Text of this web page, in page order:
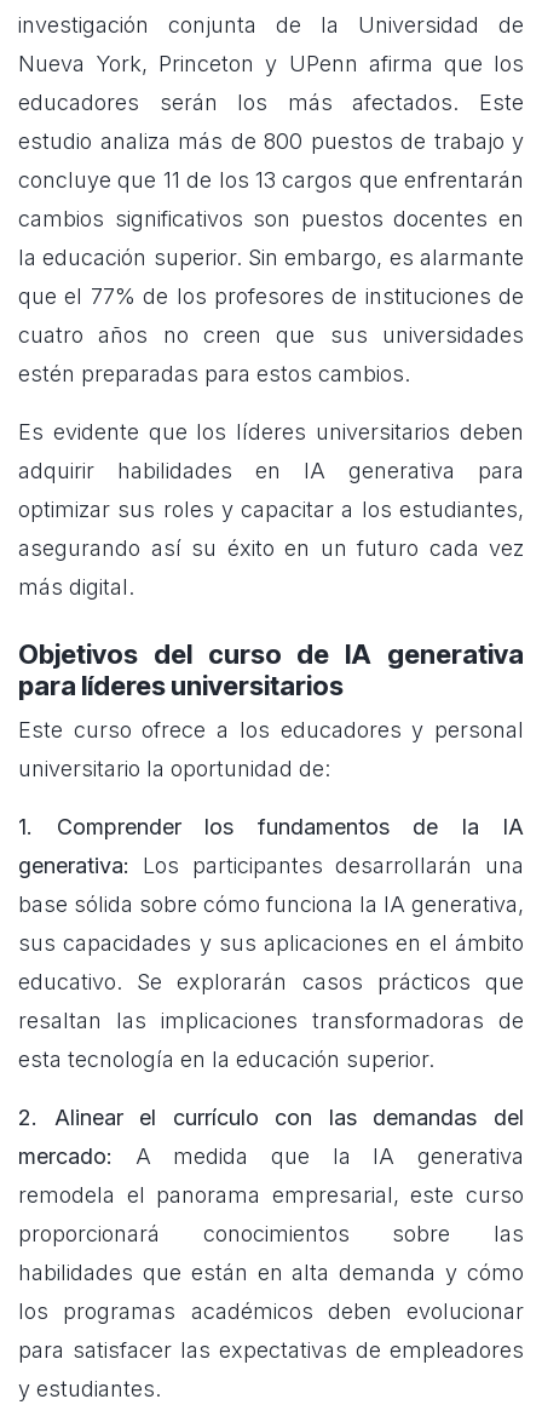
investigación conjunta de la Universidad de
Nueva York, Princeton y UPenn afirma que los
educadores serán los más afectados. Este
estudio analiza más de 800 puestos de trabajo y
concluye que 11 de los 13 cargos que enfrentarán
cambios significativos son puestos docentes en
la educación superior. Sin embargo, es alarmante
que el 77% de los profesores de instituciones de
cuatro años no creen que sus universidades
estén preparadas para estos cambios.
Es evidente que los líderes universitarios deben
adquirir habilidades en IA generativa para
optimizar sus roles y capacitar a los estudiantes,
asegurando así su éxito en un futuro cada vez
más digital.
Objetivos del curso de IA generativa
para líderes universitarios
Este curso ofrece a los educadores y personal
universitario la oportunidad de:
1. Comprender los fundamentos de la IA
generativa: Los participantes desarrollarán una
base sólida sobre cómo funciona la IA generativa,
sus capacidades y sus aplicaciones en el ámbito
educativo. Se explorarán casos prácticos que
resaltan las implicaciones transformadoras de
esta tecnología en la educación superior.
2. Alinear el currículo con las demandas del
mercado: A medida que la IA generativa
remodela el panorama empresarial, este curso
proporcionará conocimientos sobre las
habilidades que están en alta demanda y cómo
los programas académicos deben evolucionar
para satisfacer las expectativas de empleadores
y estudiantes.